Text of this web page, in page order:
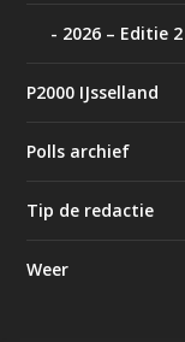
2026 – Editie 2
P2000 IJsselland
Polls archief
Tip de redactie
Weer